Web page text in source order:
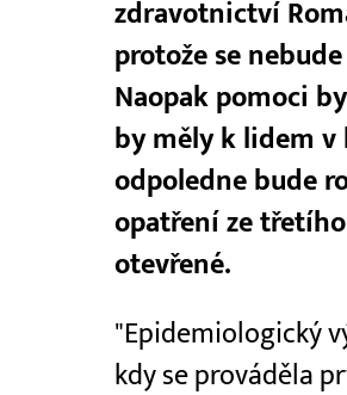
zdravotnictví
protože se
Naopak pomoci
by měly k lidem v
odpoledne bude
opatření ze
otevřené.
"Epidemiologický
kdy se prováděla